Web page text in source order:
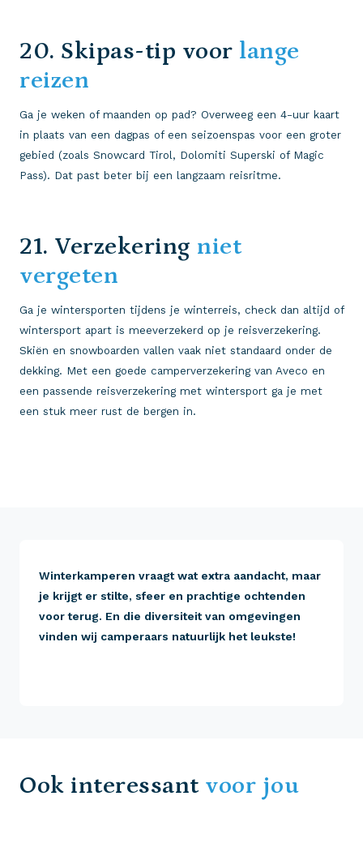
20. Skipas-tip voor lange
reizen
Ga je weken of maanden op pad? Overweeg een 4-uur kaart
in plaats van een dagpas of een seizoenspas voor een groter
gebied (zoals Snowcard Tirol, Dolomiti Superski of Magic
Pass). Dat past beter bij een langzaam reisritme.
21. Verzekering niet
vergeten
Ga je wintersporten tijdens je winterreis, check dan altijd of
wintersport apart is meeverzekerd op je reisverzekering.
Skiën en snowboarden vallen vaak niet standaard onder de
dekking. Met een goede camperverzekering van Aveco en
een passende reisverzekering met wintersport ga je met
een stuk meer rust de bergen in.
Winterkamperen vraagt wat extra aandacht, maar
je krijgt er stilte, sfeer en prachtige ochtenden
voor terug. En die diversiteit van omgevingen
vinden wij camperaars natuurlijk het leukste!
Ook interessant voor jou